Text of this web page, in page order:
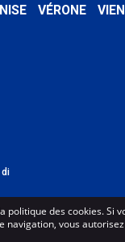
VÉRONE
des cookies. Si
vous